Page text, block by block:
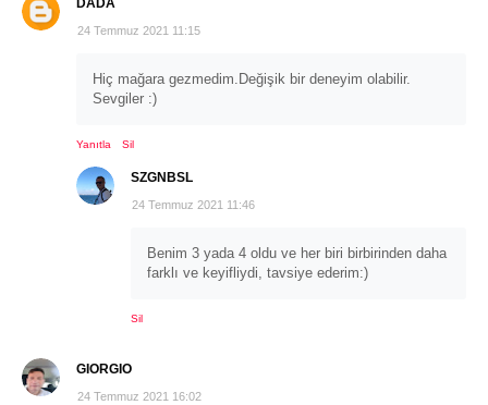
DADA
24 Temmuz 2021 11:15
Hiç mağara gezmedim.Değişik bir deneyim olabilir.
Sevgiler :)
Yanıtla Sil
SZGNBSL
24 Temmuz 2021 11:46
Benim 3 yada 4 oldu ve her biri birbirinden daha
farklı ve keyifliydi, tavsiye ederim:)
Sil
GIORGIO
24 Temmuz 2021 16:02